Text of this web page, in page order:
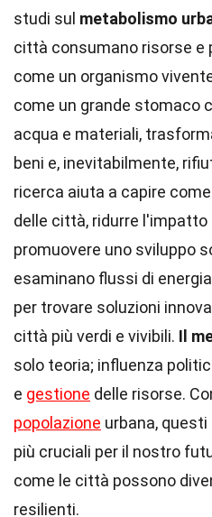
studi sul metabolismo
città consumano risorse e
come un organismo
come un grande stomaco
acqua e materiali,
beni e, inevitabilmente,
ricerca aiuta a capire
delle città, ridurre l'impatto
promuovere uno sviluppo
esaminano flussi di
per trovare soluzioni
città più verdi e vivibili. Il
solo teoria; influenza
e gestione delle risorse.
popolazione urbana,
più cruciali per il nostro
come le città possono
resilienti.